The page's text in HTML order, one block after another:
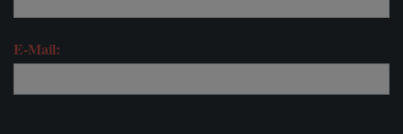
E-Mail: